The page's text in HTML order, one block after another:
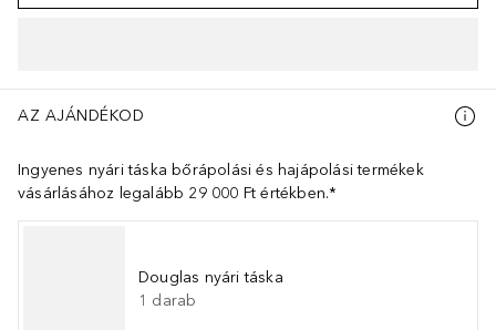
AZ AJÁNDÉKOD
Ingyenes nyári táska bőrápolási és hajápolási termékek
vásárlásához legalább 29 000 Ft értékben.*
Douglas nyári táska
1 darab